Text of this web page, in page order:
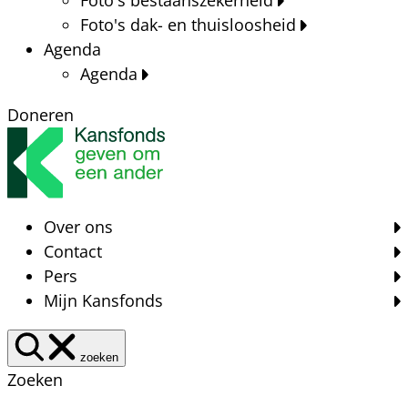
Foto's dak- en thuisloosheid
Agenda
Agenda
Doneren
Over ons
Contact
Pers
Mijn Kansfonds
zoeken
Zoeken